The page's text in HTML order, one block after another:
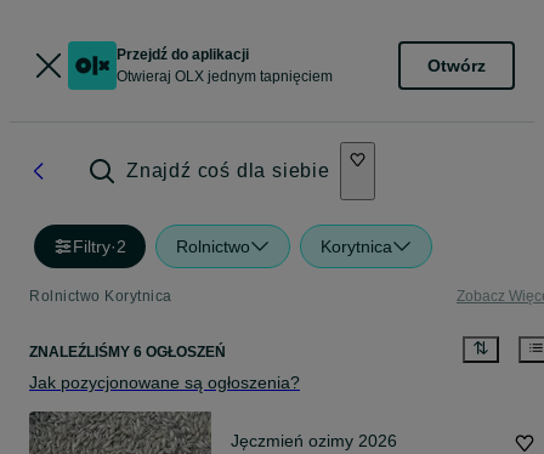
Przejdź do aplikacji
Otwieraj OLX jednym tapnięciem
Otwórz
Znajdź coś dla siebie
Filtry·2 Rolnictwo Korytnica
Rolnictwo Korytnica Zobacz
ZNALEŹLIŚMY 6 OGŁOSZEŃ
Jak pozycjonowane są ogłoszenia?
Jęczmień ozimy 2026